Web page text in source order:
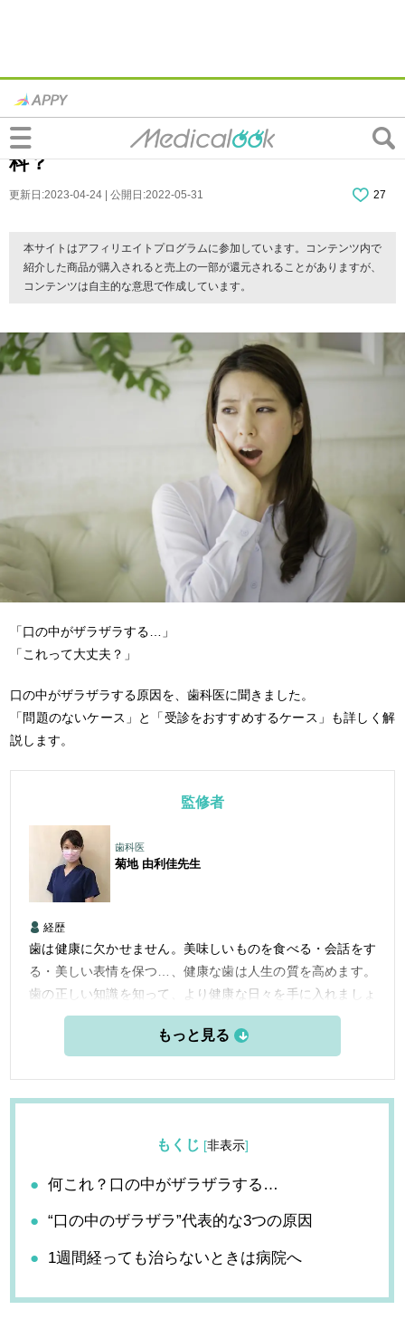
何コレ？「口の中がザラザラする」正体
は？白いできものには要注意。病院は何
科？
更新日:2023-04-24 | 公開日:2022-05-31 27
本サイトはアフィリエイトプログラムに参加しています。コンテンツ内で
紹介した商品が購入されると売上の一部が還元されることがありますが、
コンテンツは自主的な意思で作成しています。
「口の中がザラザラする…」
「これって大丈夫？」
口の中がザラザラする原因を、歯科医に聞きました。
「問題のないケース」と「受診をおすすめするケース」も詳しく解
説します。
監修者
歯科医
菊地 由利佳先生
経歴
歯は健康に欠かせません。美味しいものを食べる・会話をす
る・美しい表情を保つ…、健康な歯は人生の質を高めます。
歯の正しい知識を知って、より健康な日々を手に入れましょ
もくじ [非表示]
何これ？口の中がザラザラする…
“口の中のザラザラ”代表的な3つの原因
1週間経っても治らないときは病院へ